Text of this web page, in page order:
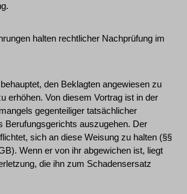
halten rechtlicher Nachprüfung im
den Beklagten angewiesen zu
erhöhen. Von diesem Vortrag ist in der
gegenteiliger tatsächlicher
Berufungsgerichts auszugehen. Der
sich an diese Weisung zu halten (§§
Wenn er von ihr abgewichen ist, liegt
die ihn zum Schadensersatz